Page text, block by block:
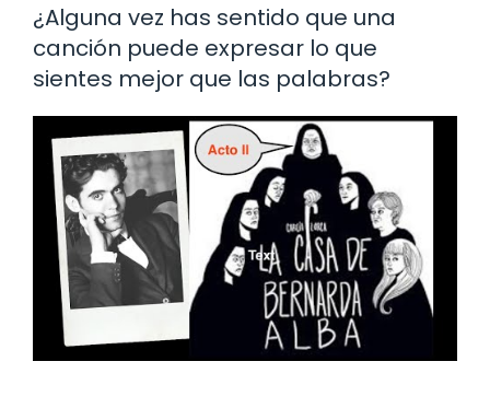
¿Alguna vez has sentido que una
canción puede expresar lo que
sientes mejor que las palabras?